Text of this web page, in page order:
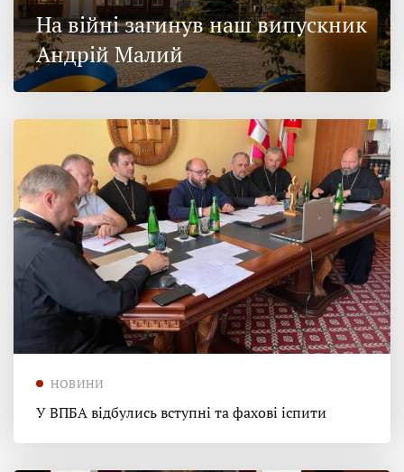
На війні загинув наш випускник
Андрій Малий
НОВИНИ
У ВПБА відбулись вступні та фахові іспити